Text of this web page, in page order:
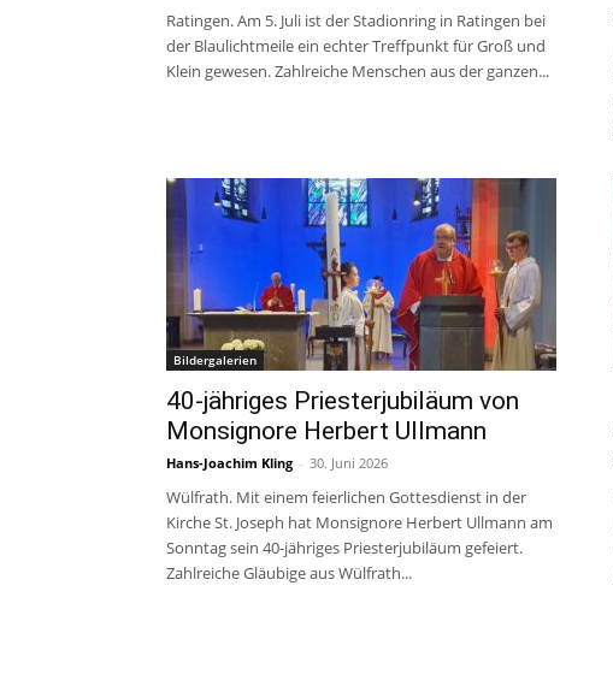
Ratingen. Am 5. Juli ist der Stadionring in Ratingen bei
der Blaulichtmeile ein echter Treffpunkt für Groß und
Klein gewesen. Zahlreiche Menschen aus der ganzen...
Bildergalerien
40-jähriges Priesterjubiläum von
Monsignore Herbert Ullmann
Hans-Joachim Kling - 30. Juni 2026
Wülfrath. Mit einem feierlichen Gottesdienst in der
Kirche St. Joseph hat Monsignore Herbert Ullmann am
Sonntag sein 40-jähriges Priesterjubiläum gefeiert.
Zahlreiche Gläubige aus Wülfrath...